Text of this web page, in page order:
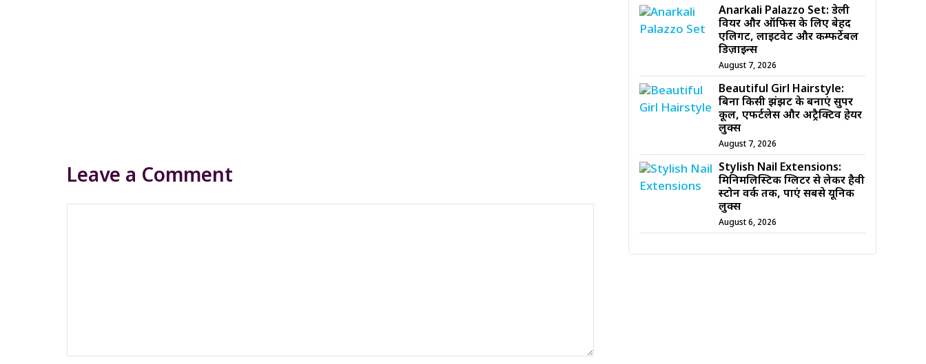
Leave a Comment
Anarkali Palazzo Set: डेली
वियर और ऑफिस के लिए बेहद
एलिगेंट, लाइटवेट और कम्फर्टेबल
डिज़ाइन्स
August 7, 2026
Beautiful Girl Hairstyle:
बिना किसी झंझट के बनाएं सुपर
कूल, एफर्टलेस और अट्रैक्टिव हेयर
लुक्स
August 7, 2026
Stylish Nail Extensions:
मिनिमलिस्टिक ग्लिटर से लेकर हैवी
स्टोन वर्क तक, पाएं सबसे यूनिक
लुक्स
August 6, 2026